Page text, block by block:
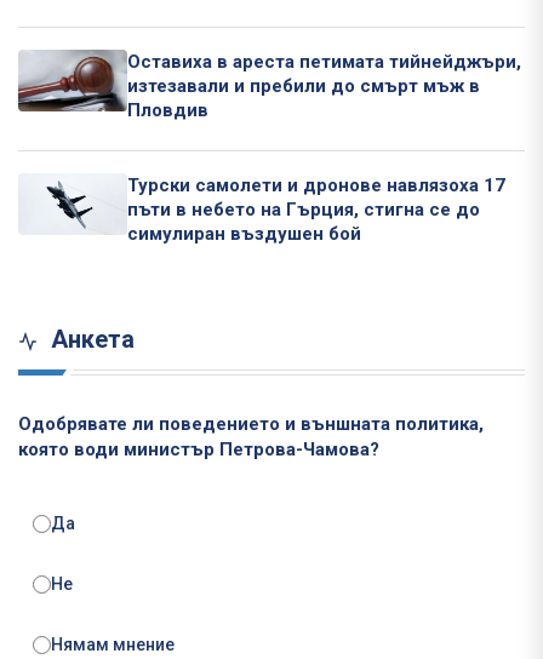
Оставиха в ареста петимата тийнейджъри,
изтезавали и пребили до смърт мъж в
Пловдив
Турски самолети и дронове навлязоха 17
пъти в небето на Гърция, стигна се до
симулиран въздушен бой
Анкета
Одобрявате ли поведението и външната политика,
която води министър Петрова-Чамова?
Да
Не
Нямам мнение